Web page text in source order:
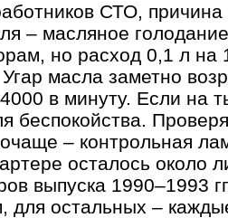
СТО, причина
– масляное
но расход 0,1 л на
масла заметно
в минуту. Если на
беспокойства.
– контрольная
осталось
выпуска 1990–1993
для остальных –